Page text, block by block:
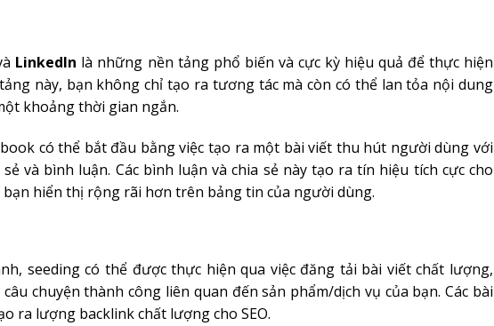
LinkedIn là những nền tảng phổ biến và cực kỳ hiệu quả để thực hiện
này, bạn không chỉ tạo ra tương tác mà còn có thể lan tỏa nội dung
khoảng thời gian ngắn.
có thể bắt đầu bằng việc tạo ra một bài viết thu hút người dùng với
và bình luận. Các bình luận và chia sẻ này tạo ra tín hiệu tích cực cho
hiển thị rộng rãi hơn trên bảng tin của người dùng.
seeding có thể được thực hiện qua việc đăng tải bài viết chất lượng,
chuyện thành công liên quan đến sản phẩm/dịch vụ của bạn. Các bài
ra lượng backlink chất lượng cho SEO.